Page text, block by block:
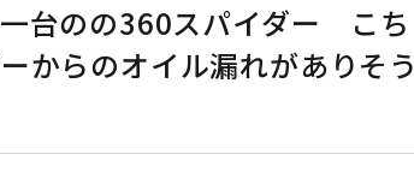
台のの360スパイダー こち
からのオイル漏れがありそう